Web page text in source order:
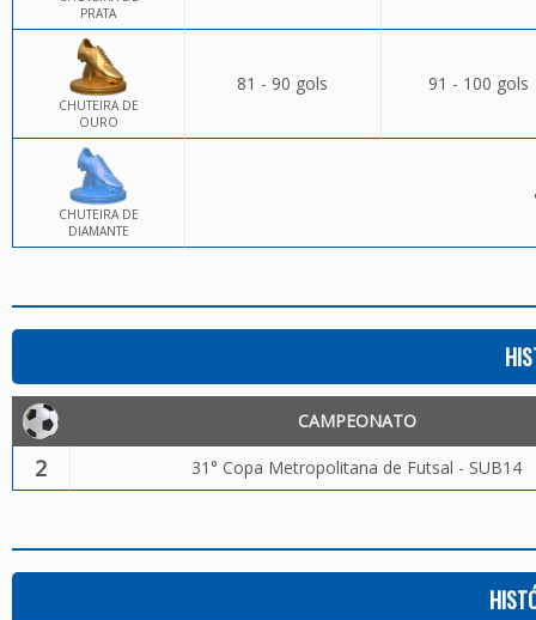
PRATA
CHUTEIRA DE
OURO
81 - 90 gols 91 - 100 gols
CHUTEIRA DE
DIAMANTE
CAMPEONATO
2 31° Copa Metropolitana de Futsal - SUB14